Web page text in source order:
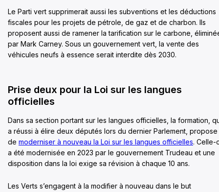
Le Parti vert supprimerait aussi les subventions et les déductions
fiscales pour les projets de pétrole, de gaz et de charbon. Ils
proposent aussi de ramener la tarification sur le carbone,
par Mark Carney. Sous un gouvernement vert, la vente des
véhicules neufs à essence serait interdite dès 2030.
Prise deux pour la Loi sur les langues
officielles
Dans sa section portant sur les langues officielles, la formation,
a réussi à élire deux députés lors du dernier Parlement, propose
de moderniser à nouveau la Loi sur les langues officielles. Celle-
a été modernisée en 2023 par le gouvernement Trudeau et une
disposition dans la loi exige sa révision à chaque 10 ans.
Les Verts s’engagent à la modifier à nouveau dans le but